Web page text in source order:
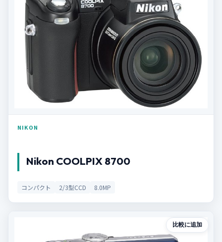
NIKON
Nikon COOLPIX 8700
コンパクト 2/3型CCD 8.0MP
比較に追加